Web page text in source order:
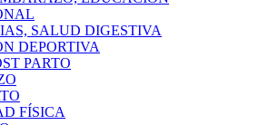
SALUD DIGESTIVA
DEPORTIVA
PARTO
FÍSICA